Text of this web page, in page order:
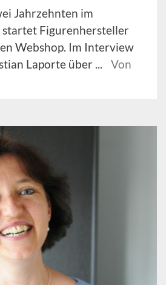
Jahrzehnten im
Figurenhersteller
Webshop. Im Interview
Laporte über ...
Von